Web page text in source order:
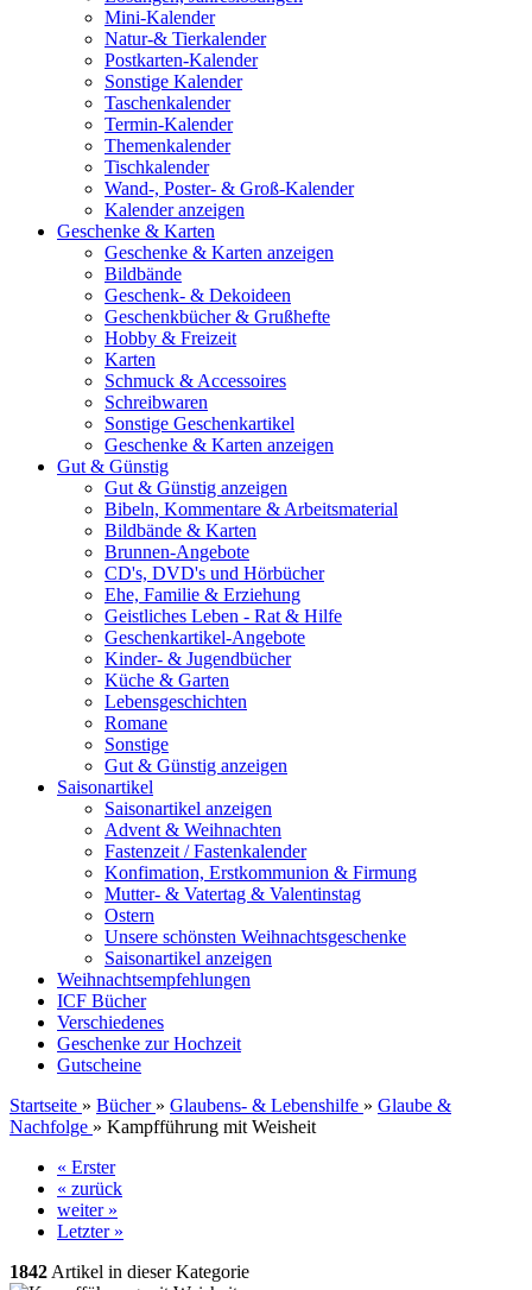
Mini-Kalender
Natur-& Tierkalender
Postkarten-Kalender
Sonstige Kalender
Taschenkalender
Termin-Kalender
Themenkalender
Tischkalender
Wand-, Poster- & Groß-Kalender
Kalender anzeigen
Geschenke & Karten
Geschenke & Karten anzeigen
Bildbände
Geschenk- & Dekoideen
Geschenkbücher & Grußhefte
Hobby & Freizeit
Karten
Schmuck & Accessoires
Schreibwaren
Sonstige Geschenkartikel
Geschenke & Karten anzeigen
Gut & Günstig
Gut & Günstig anzeigen
Bibeln, Kommentare & Arbeitsmaterial
Bildbände & Karten
Brunnen-Angebote
CD's, DVD's und Hörbücher
Ehe, Familie & Erziehung
Geistliches Leben - Rat & Hilfe
Geschenkartikel-Angebote
Kinder- & Jugendbücher
Küche & Garten
Lebensgeschichten
Romane
Sonstige
Gut & Günstig anzeigen
Saisonartikel
Saisonartikel anzeigen
Advent & Weihnachten
Fastenzeit / Fastenkalender
Konfimation, Erstkommunion & Firmung
Mutter- & Vatertag & Valentinstag
Ostern
Unsere schönsten Weihnachtsgeschenke
Saisonartikel anzeigen
Weihnachtsempfehlungen
ICF Bücher
Verschiedenes
Geschenke zur Hochzeit
Gutscheine
Startseite » Bücher » Glaubens- & Lebenshilfe » Glaube &
Nachfolge » Kampfführung mit Weisheit
« Erster
« zurück
weiter »
Letzter »
1842 Artikel in dieser Kategorie